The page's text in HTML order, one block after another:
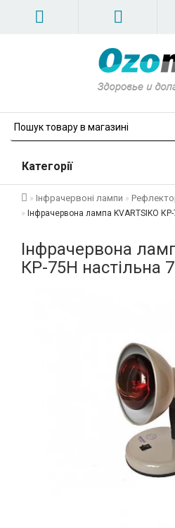
Категорії
Інфрачервоні лампи
Інфрачервона лампа KVARTSIKO
Інфрачервона
КР-75Н настільна